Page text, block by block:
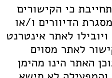
כי הקישורים
הדיוורים ו/או
לאתר אינטרנט
לאתר מסוים
האתר הינו מהימן